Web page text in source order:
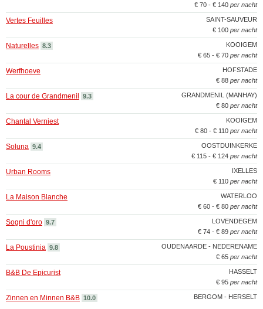
€ 70 - € 140 per nacht
SAINT-SAUVEUR
Vertes Feuilles
€ 100 per nacht
KOOIGEM
Naturelles 8.3
€ 65 - € 70 per nacht
HOFSTADE
Werfhoeve
€ 88 per nacht
GRANDMENIL (MANHAY)
La cour de Grandmenil
9.3
€ 80 per nacht
KOOIGEM
Chantal Verniest
€ 80 - € 110 per nacht
OOSTDUINKERKE
Soluna 9.4
€ 115 - € 124 per nacht
IXELLES
Urban Rooms
€ 110 per nacht
WATERLOO
La Maison Blanche
€ 60 - € 80 per nacht
LOVENDEGEM
Sogni d'oro 9.7
€ 74 - € 89 per nacht
OUDENAARDE - NEDERENAME
La Poustinia 9.8
€ 65 per nacht
HASSELT
B&B De Epicurist
€ 95 per nacht
BERGOM - HERSELT
Zinnen en Minnen B&B 10.0